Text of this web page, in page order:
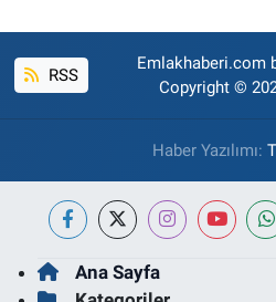
RSS
Emlakhaberi.com
Copyright ©
Haber Yazılımı:
Ana Sayfa